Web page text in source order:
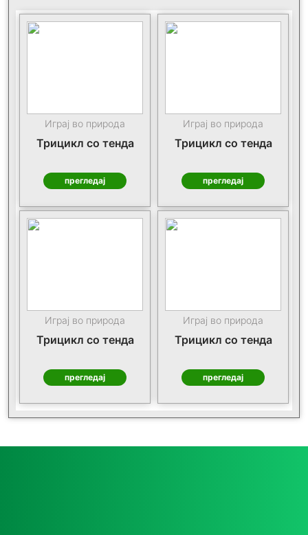
Играј во природа
Трицикл со тенда
прегледај
Играј во природа
Трицикл со тенда
прегледај
Играј во природа
Трицикл со тенда
прегледај
Играј во природа
Трицикл со тенда
прегледај